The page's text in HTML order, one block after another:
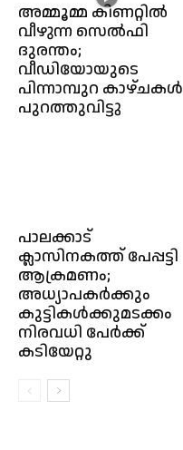
അമ്മൂമ്മ കിണറ്റില്‍
വീഴുന്ന സെല്‍ഫി
ദുരന്തം;
വീഡിയോയുടെ
പിന്നാമ്പുറ കാഴ്ചകള്‍
പുറത്തുവിട്ടു
പാലക്കാട്
ക്ലാസിനകത്ത് പേപ്പട്ടി
ആക്രമണം;
അധ്യാപകർക്കും
കുട്ടികൾക്കുമടക്കം
നിരവധി പേർക്ക്
കടിയേറ്റു